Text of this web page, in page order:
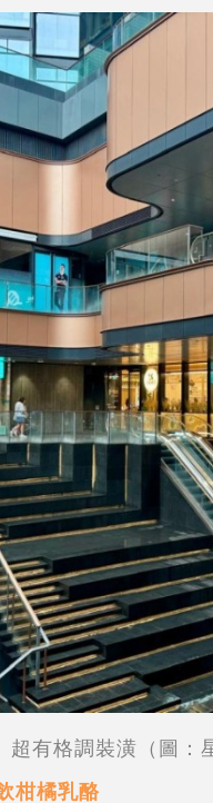
超有格調裝潢（圖：
柑橘乳酪